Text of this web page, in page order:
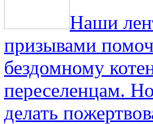
Наши
призывами
бездомному
переселенцам.
делать